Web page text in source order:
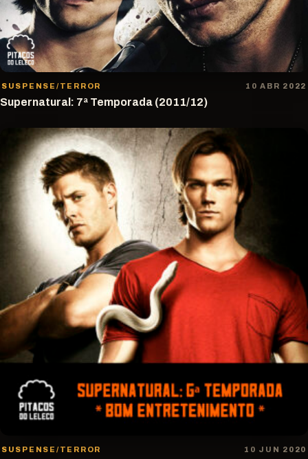
SUSPENSE/TERROR 10 ABR 2022
Supernatural: 7ª Temporada (2011/12)
SUSPENSE/TERROR 10 JUN 2020